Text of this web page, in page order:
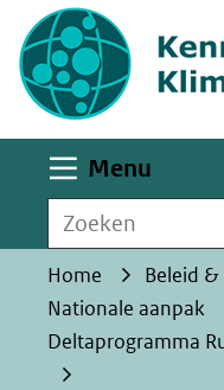
op
deze
website
worden
toegestaan
geweigerd.
Menu
Zoeken
Home
Beleid
Nationale aanpak
Deltaprogramma